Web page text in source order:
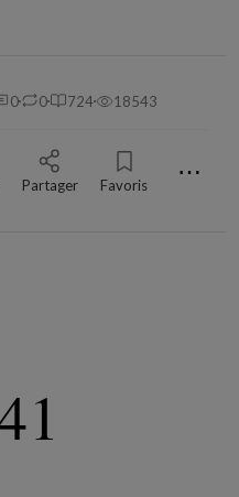
0 0 724 18543
Partager Favoris ⋯